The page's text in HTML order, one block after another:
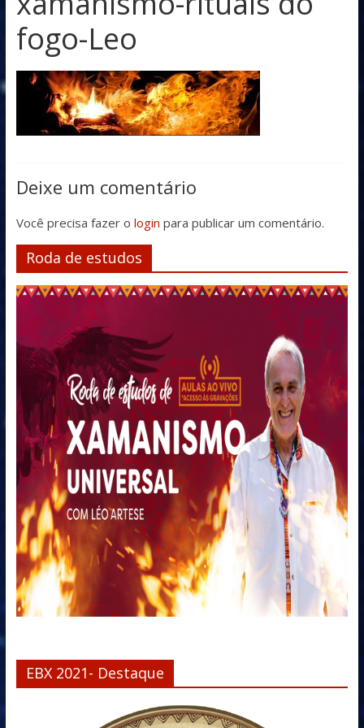
fogo-Leo
Deixe um comentário
Você precisa fazer o login para publicar um comentário.
Roda de estudos
EBX 2021- Destaque